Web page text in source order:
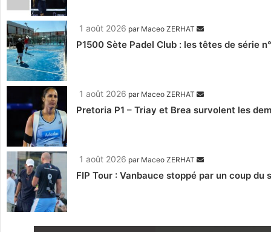
1 août 2026 par Maceo ZERHAT
P1500 Sète Padel Club : les têtes de série
1 août 2026 par Maceo ZERHAT
Pretoria P1 – Triay et Brea survolent les
1 août 2026 par Maceo ZERHAT
FIP Tour : Vanbauce stoppé par un coup